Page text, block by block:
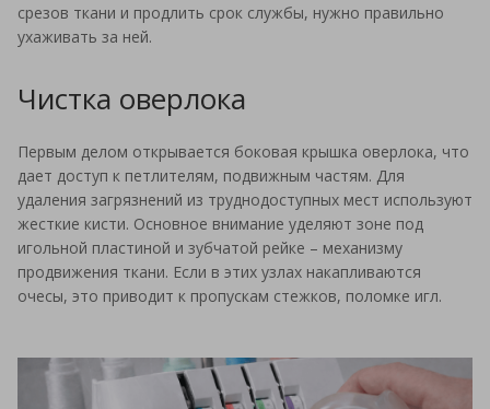
срезов ткани и продлить срок службы, нужно правильно
ухаживать за ней.
Чистка оверлока
Первым делом открывается боковая крышка оверлока, что
дает доступ к петлителям, подвижным частям. Для
удаления загрязнений из труднодоступных мест используют
жесткие кисти. Основное внимание уделяют зоне под
игольной пластиной и зубчатой рейке – механизму
продвижения ткани. Если в этих узлах накапливаются
очесы, это приводит к пропускам стежков, поломке игл.